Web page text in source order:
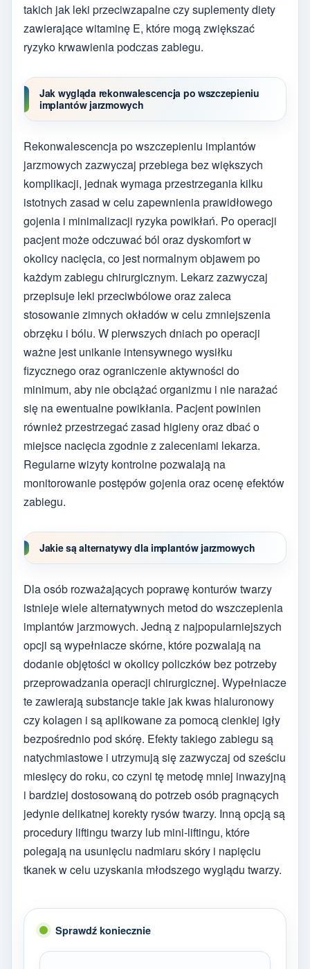
takich jak leki przeciwzapalne czy suplementy diety
zawierające witaminę E, które mogą zwiększać
ryzyko krwawienia podczas zabiegu.
Jak wygląda rekonwalescencja po wszczepieniu
implantów jarzmowych
Rekonwalescencja po wszczepieniu implantów
jarzmowych zazwyczaj przebiega bez większych
komplikacji, jednak wymaga przestrzegania kilku
istotnych zasad w celu zapewnienia prawidłowego
gojenia i minimalizacji ryzyka powikłań. Po operacji
pacjent może odczuwać ból oraz dyskomfort w
okolicy nacięcia, co jest normalnym objawem po
każdym zabiegu chirurgicznym. Lekarz zazwyczaj
przepisuje leki przeciwbólowe oraz zaleca
stosowanie zimnych okładów w celu zmniejszenia
obrzęku i bólu. W pierwszych dniach po operacji
ważne jest unikanie intensywnego wysiłku
fizycznego oraz ograniczenie aktywności do
minimum, aby nie obciążać organizmu i nie narażać
się na ewentualne powikłania. Pacjent powinien
również przestrzegać zasad higieny oraz dbać o
miejsce nacięcia zgodnie z zaleceniami lekarza.
Regularne wizyty kontrolne pozwalają na
monitorowanie postępów gojenia oraz ocenę efektów
zabiegu.
Jakie są alternatywy dla implantów jarzmowych
Dla osób rozważających poprawę konturów twarzy
istnieje wiele alternatywnych metod do wszczepienia
implantów jarzmowych. Jedną z najpopularniejszych
opcji są wypełniacze skórne, które pozwalają na
dodanie objętości w okolicy policzków bez potrzeby
przeprowadzania operacji chirurgicznej. Wypełniacze
te zawierają substancje takie jak kwas hialuronowy
czy kolagen i są aplikowane za pomocą cienkiej igły
bezpośrednio pod skórę. Efekty takiego zabiegu są
natychmiastowe i utrzymują się zazwyczaj od sześciu
miesięcy do roku, co czyni tę metodę mniej inwazyjną
i bardziej dostosowaną do potrzeb osób pragnących
jedynie delikatnej korekty rysów twarzy. Inną opcją są
procedury liftingu twarzy lub mini-liftingu, które
polegają na usunięciu nadmiaru skóry i napięciu
tkanek w celu uzyskania młodszego wyglądu twarzy.
Sprawdź koniecznie